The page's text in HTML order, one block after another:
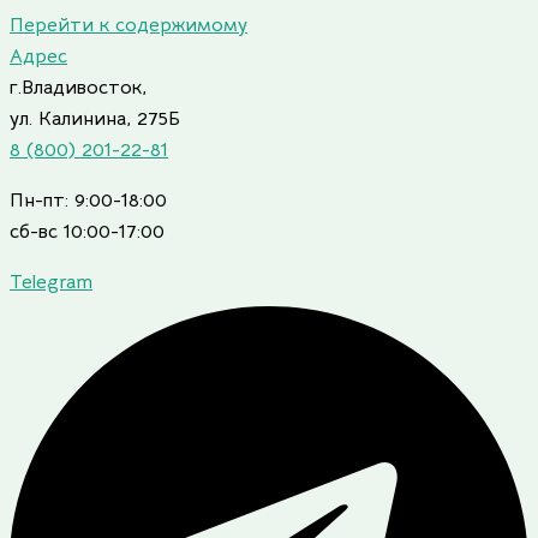
Перейти к содержимому
Адрес
г.Владивосток,
ул. Калинина, 275Б
8 (800) 201-22-81
Пн-пт: 9:00-18:00
сб-вс 10:00-17:00
Telegram